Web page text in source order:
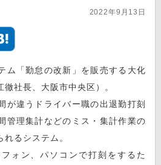
2022年9月13日
ム「勤怠の改新」を販売する大化
社長、大阪市中央区）。
が違うドライバー職の出退勤打刻
管理集計などのミス・集計作業の
るシステム。
ォン、パソコンで打刻をするた